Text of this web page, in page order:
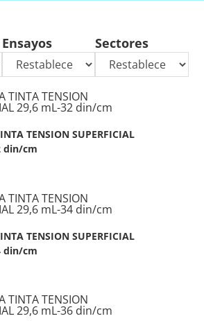
Ensayos Sectores
TENSION SUPERFICIAL
din/cm
TENSION SUPERFICIAL
din/cm